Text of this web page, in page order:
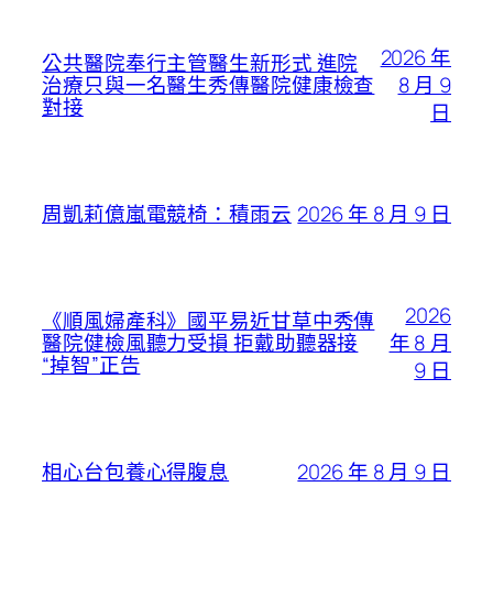
公共醫院奉行主管醫生新形式 進院
治療只與一名醫生秀傳醫院健康檢查
對接
2026 年
8 月 9
日
周凱莉億嵐電競椅：積雨云 2026 年 8 月 9 日
《順風婦產科》國平易近甘草中秀傳
醫院健檢風聽力受損 拒戴助聽器接
“掉智”正告
2026
年 8 月
9 日
相心台包養心得腹息 2026 年 8 月 9 日